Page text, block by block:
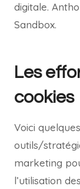
digitale.
Sandbox.
Les
cookies
Voici
outils/
marketing
l’utilisation